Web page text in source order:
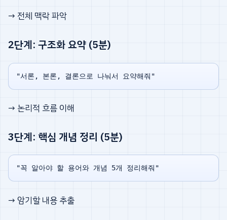
→ 전체 맥락 파악
2단계: 구조화 요약 (5분)
→ 논리적 흐름 이해
3단계: 핵심 개념 정리 (5분)
→ 암기할 내용 추출